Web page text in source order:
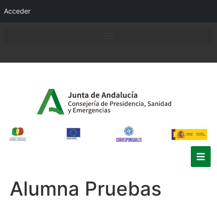
Acceder
Alumna Pruebas